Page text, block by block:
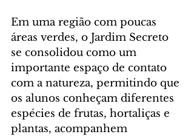
Em uma região com poucas
áreas verdes, o Jardim Secreto
se consolidou como um
importante espaço de contato
com a natureza, permitindo que
os alunos conheçam diferentes
espécies de frutas, hortaliças e
plantas, acompanhem